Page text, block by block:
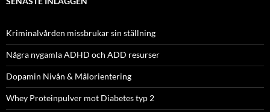
Kriminalvården missbrukar sin ställning
Några nygamla ADHD och ADD resurser
Dopamin Nivån & Målorientering
Whey Proteinpulver mot Diabetes typ 2